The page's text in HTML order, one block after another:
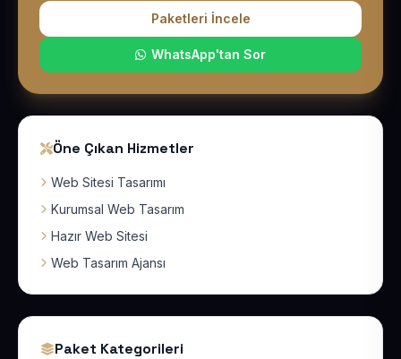
Paketleri İncele
WhatsApp'tan Sor
Öne Çıkan Hizmetler
Web Sitesi Tasarımı
Kurumsal Web Tasarım
Hazır Web Sitesi
Web Tasarım Ajansı
Paket Kategorileri